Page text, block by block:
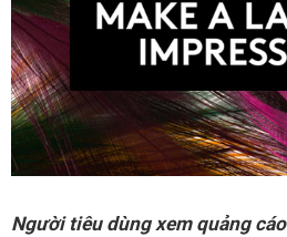
Người tiêu dùng xem quảng